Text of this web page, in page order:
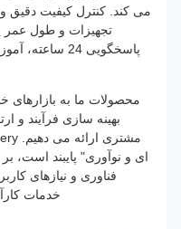
می کند. کنترل کیفیت دقیق و
تجهیزات و طول عمر
پاسخگویی 24 ساعته،
محصولات ما به بازارهای
بهینه سازی فرآیند و
ای و نوآوری" پایبند است، بر
فناوری و نیازهای کاربر
خدمات کارآمد